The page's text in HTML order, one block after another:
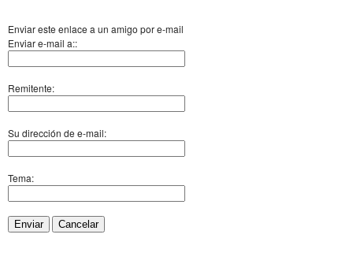
Enviar este enlace a un amigo por e-mail
Enviar e-mail a::
Remitente:
Su dirección de e-mail:
Tema:
Enviar Cancelar